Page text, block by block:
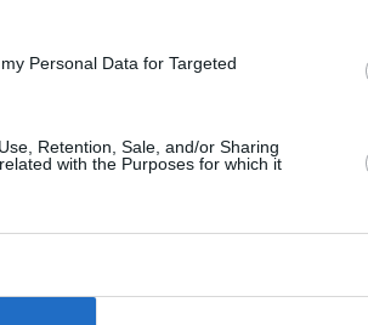
Personal Data for Targeted
Retention, Sale, and/or Sharing
with the Purposes for which it
Κυριακή»
της Ιρλανδίας –
δικούς τους